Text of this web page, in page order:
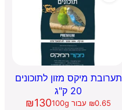
תערובת מיקס מזון לתוכונים
20 ק"ג
₪130 ₪0.65 עבור 100g